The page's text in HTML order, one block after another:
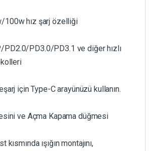
100w hız şarj özelliği
PD2.0/PD3.0/PD3.1 ve diğer hızlı
için Type-C arayünüzü kullanın.
ve Açma Kapama düğmesi
kısmında ışığın montajını,